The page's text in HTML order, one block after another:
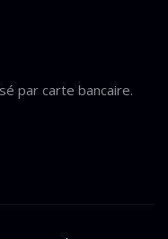
par carte bancaire.